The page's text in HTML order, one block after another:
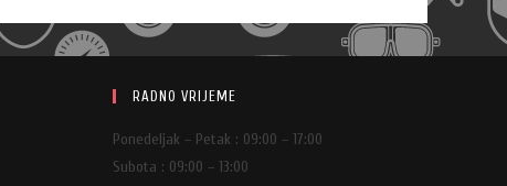
RADNO VRIJEME
Ponedeljak – Petak : 09:00 – 17:00
Subota : 09:00 – 13:00